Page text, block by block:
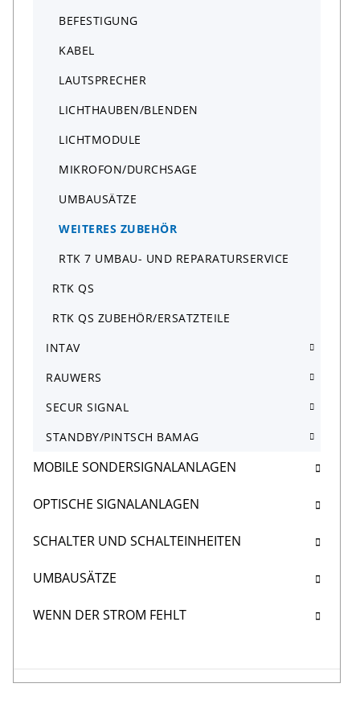
BEFESTIGUNG
KABEL
LAUTSPRECHER
LICHTHAUBEN/BLENDEN
LICHTMODULE
MIKROFON/DURCHSAGE
UMBAUSÄTZE
WEITERES ZUBEHÖR
RTK 7 UMBAU- UND REPARATURSERVICE
RTK QS
RTK QS ZUBEHÖR/ERSATZTEILE
INTAV
RAUWERS
SECUR SIGNAL
STANDBY/PINTSCH BAMAG
MOBILE SONDERSIGNALANLAGEN
OPTISCHE SIGNALANLAGEN
SCHALTER UND SCHALTEINHEITEN
UMBAUSÄTZE
WENN DER STROM FEHLT